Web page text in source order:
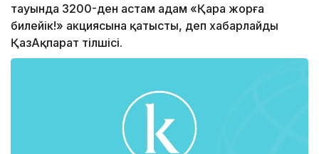
тауында 3200-ден астам адам «Қара жорға
билейік!» акциясына қатысты, деп хабарлайды
ҚазАқпарат тілшісі.